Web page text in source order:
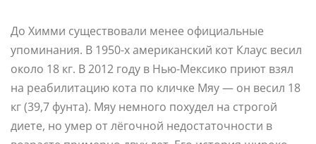
До Химми существовали менее официальные
упоминания. В 1950-х американский кот Клаус весил
около 18 кг. В 2012 году в Нью-Мексико приют взял
на реабилитацию кота по кличке Мяу — он весил 18
кг (39,7 фунта). Мяу немного похудел на строгой
диете, но умер от лёгочной недостаточности в